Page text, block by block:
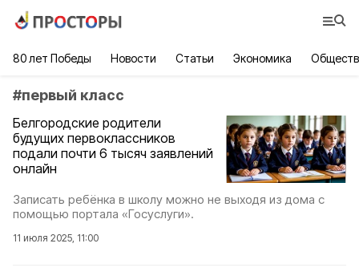
80 лет Победы Новости Статьи Экономика
#первый класс
Белгородские родители
будущих первоклассников
подали почти 6 тысяч заявлений
онлайн
Записать ребёнка в школу можно не выходя из дома с
помощью портала «Госуслуги».
11 июля 2025, 11:00